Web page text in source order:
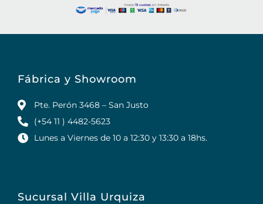
Fábrica y Showroom
Pte. Perón 3468 – San Justo
(+54 11 ) 4482-5623
Lunes a Viernes de 10 a 12:30 y 13:30 a 18hs.
Sucursal Villa Urquiza